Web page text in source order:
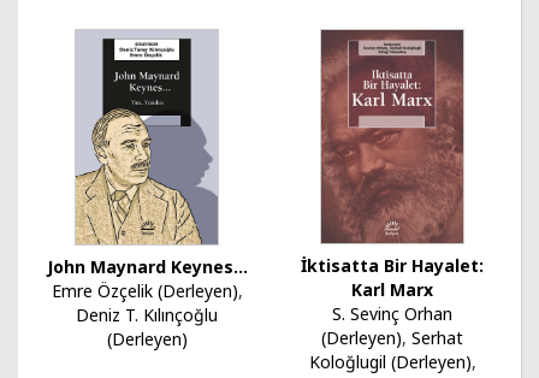
John Maynard Keynes...
Emre Özçelik (Derleyen),
Deniz T. Kılınçoğlu
(Derleyen)
İktisatta Bir Hayalet:
Karl Marx
S. Sevinç Orhan
(Derleyen), Serhat
Koloğlugil (Derleyen),